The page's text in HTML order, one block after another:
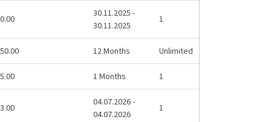
30.11.2025 -
30.11.2025
1
12 Months Unlimited
1 Months 1
04.07.2026 -
04.07.2026
1